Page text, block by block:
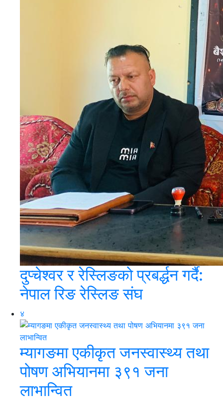
दुप्चेश्वर र रेस्लिङको प्रबर्द्धन गर्दै:
नेपाल रिङ रेस्लिङ संघ
४
म्यागङमा एकीकृत जनस्वास्थ्य तथा
पोषण अभियानमा ३९१ जना
लाभान्वित